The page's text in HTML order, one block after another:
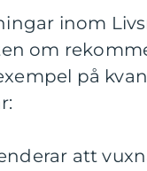
inom
om
på
att